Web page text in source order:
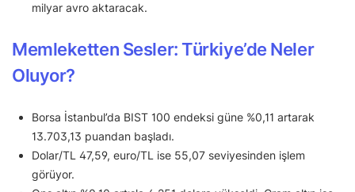
milyar avro aktaracak.
Memleketten Sesler: Türkiye’de Neler
Oluyor?
Borsa İstanbul’da BIST 100 endeksi güne %0,11 artarak
13.703,13 puandan başladı.
Dolar/TL 47,59, euro/TL ise 55,07 seviyesinden işlem
görüyor.